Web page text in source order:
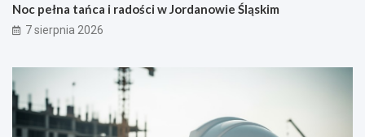
Noc pełna tańca i radości w Jordanowie Śląskim
7 sierpnia 2026